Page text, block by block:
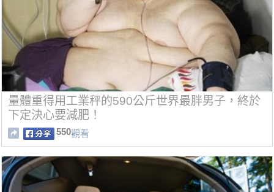
量體重得用工業秤的590公斤世界最胖男子，終於
下定決心要減肥！
550觀看